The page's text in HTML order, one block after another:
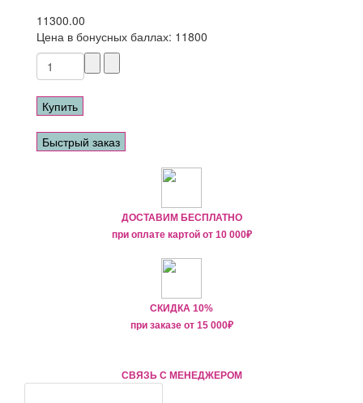
11300.00
Цена в бонусных баллах: 11800
Купить
Быстрый заказ
ДОСТАВИМ БЕСПЛАТНО
при оплате картой от 10 000₽
СКИДКА 10%
при заказе от 15 000₽
СВЯЗЬ С МЕНЕДЖЕРОМ